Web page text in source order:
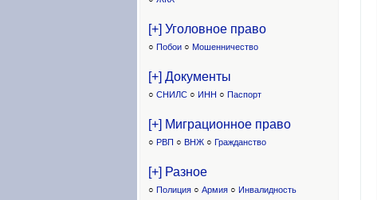
[+] Уголовное право
○ Побои ○ Мошенничество
[+] Документы
○ СНИЛС ○ ИНН ○ Паспорт
[+] Миграционное право
○ РВП ○ ВНЖ ○ Гражданство
[+] Разное
○ Полиция ○ Армия ○ Инвалидность